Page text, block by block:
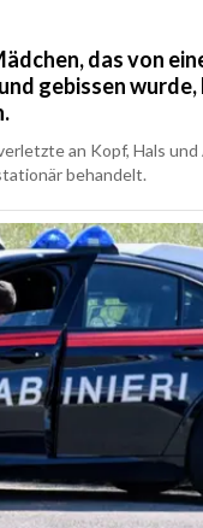
das von
gebissen
an Kopf, Hals und
behandelt.